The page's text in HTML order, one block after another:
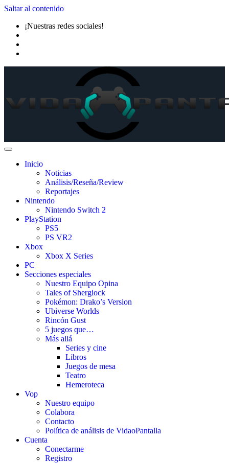
Saltar al contenido
¡Nuestras redes sociales!
Inicio
Noticias
Análisis/Reseña/Review
Reportajes
Nintendo
Nintendo Switch 2
PlayStation
PS5
PS VR2
Xbox
Xbox X Series
PC
Secciones especiales
Nuestro Equipo Opina
Tales of Shergiock
Pokémon: Drako’s Version
Ubiverse Worlds
Rincón Gust
5 juegos que…
Más allá
Series y cine
Libros
Juegos de mesa
Teatro
Hemeroteca
Vop
Nuestro equipo
Colabora
Contacto
Política de análisis de VidaoPantalla
Cuenta
Conectarme
Registro